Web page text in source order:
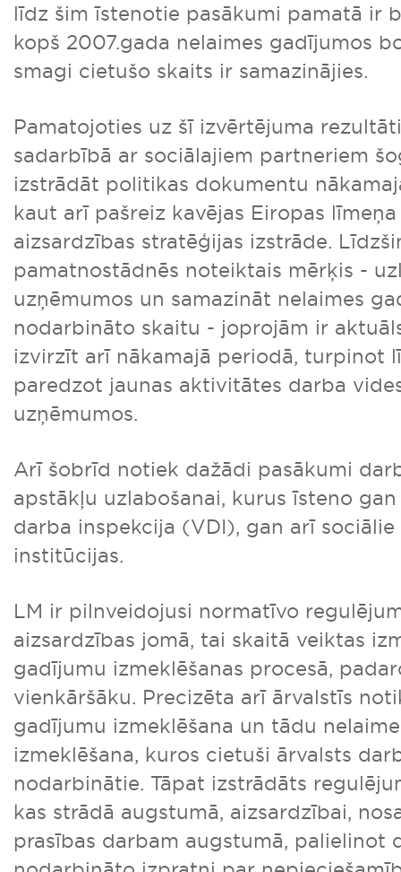
līdz šim īstenotie pasākumi pamatā ir
kopš 2007.gada nelaimes gadījumos
smagi cietušo skaits ir samazinājies.
Pamatojoties uz šī izvērtējuma
sadarbībā ar sociālajiem partneriem
izstrādāt politikas dokumentu
kaut arī pašreiz kavējas Eiropas
aizsardzības stratēģijas izstrāde.
pamatnostādnēs noteiktais mērķis -
uzņēmumos un samazināt nelaimes
nodarbināto skaitu - joprojām ir
izvirzīt arī nākamajā periodā, turpinot
paredzot jaunas aktivitātes darba
uzņēmumos.
Arī šobrīd notiek dažādi pasākumi
apstākļu uzlabošanai, kurus īsteno
darba inspekcija (VDI), gan arī
institūcijas.
LM ir pilnveidojusi normatīvo
aizsardzības jomā, tai skaitā veiktas
gadījumu izmeklēšanas procesā,
vienkāršāku. Precizēta arī ārvalstīs
gadījumu izmeklēšana un tādu
izmeklēšana, kuros cietuši ārvalsts
nodarbinātie. Tāpat izstrādāts
kas strādā augstumā, aizsardzībai,
prasības darbam augstumā, palielinot